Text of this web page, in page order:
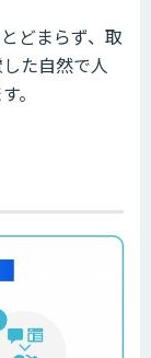
どまらず、取
た自然で人
。